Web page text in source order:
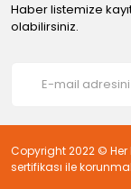
Haber listemize
olabilirsiniz.
Copyright 2022 © Her
sertifikası ile